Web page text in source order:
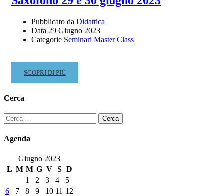
Pubblicato da Didattica
Data 29 Giugno 2023
Categorie Seminari Master Class
READ
MORE
M°
GIUSEPPE
LATERZA
MASTERCLASS
SAXOFONO
29
E
30
SCOPRI DI PIÙ
Cerca
Ricerca
per:
Agenda
Giugno 2023
L M M G V S D
1
2 3 4
5
6
7 8 9 10 11 12